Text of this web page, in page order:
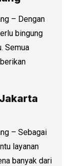
– Dengan
bingung
Semua
– Sebagai
layanan
banyak dari